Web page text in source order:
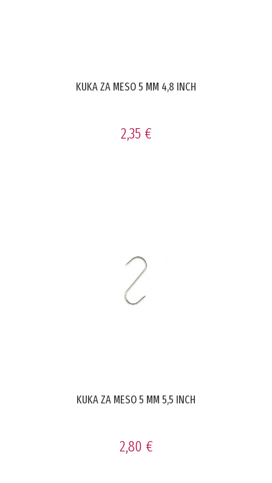
KUKA ZA MESO 5 MM 4,8 INCH
2,35 €
KUKA ZA MESO 5 MM 5,5 INCH
2,80 €